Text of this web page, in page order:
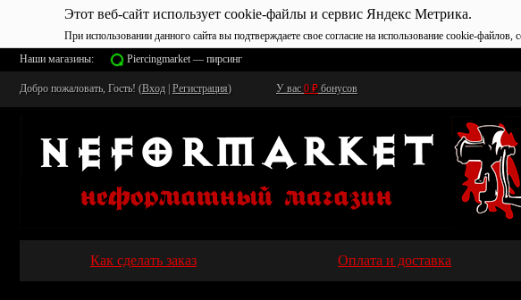
Этот веб-сайт использует cookie-файлы и сервис Яндекс Метрика.
При использовании данного сайта вы подтверждаете свое согласие на использование cookie-файлов,
Наши магазины:
Piercingmarket — пирсинг
Добро пожаловать, Гость! (Вход Регистрация) У вас 0 ₽ бонусов
Как сделать заказ Оплата и доставка